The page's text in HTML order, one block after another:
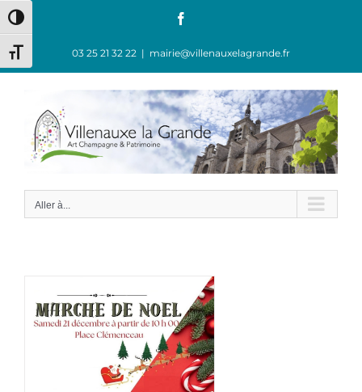
Passer en contraste élevé
Changer la taille de la police
03 25 21 32 22 | mairie@villenauxelagrande.fr
Aller à...